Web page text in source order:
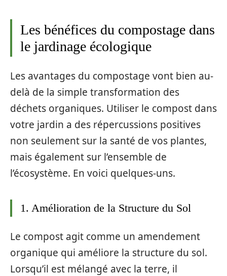
Les bénéfices du compostage dans
le jardinage écologique
Les avantages du compostage vont bien au-
delà de la simple transformation des
déchets organiques. Utiliser le compost dans
votre jardin a des répercussions positives
non seulement sur la santé de vos plantes,
mais également sur l’ensemble de
l’écosystème. En voici quelques-uns.
1. Amélioration de la Structure du Sol
Le compost agit comme un amendement
organique qui améliore la structure du sol.
Lorsqu’il est mélangé avec la terre, il